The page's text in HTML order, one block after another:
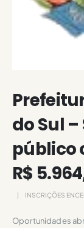
do Sul
público
R$
INSCRIÇÕES
Oportunidades